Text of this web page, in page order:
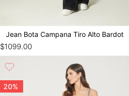
Jean Bota Campana Tiro Alto Bardot
$1099.00
20%